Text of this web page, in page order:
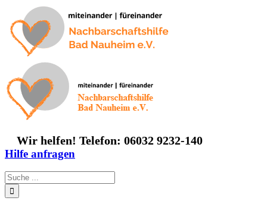
Inhalt
springen
Wir helfen! Telefon: 06032 9232-140
Hilfe anfragen
Suche
nach: